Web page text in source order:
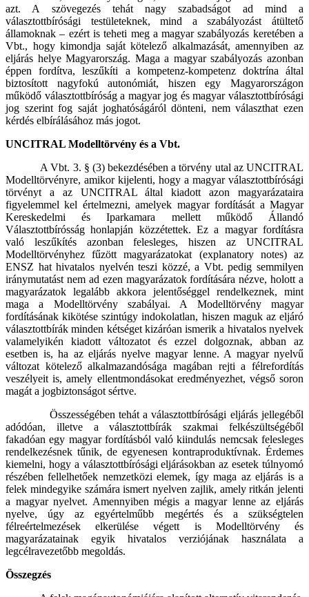
azt. A szövegezés tehát nagy szabadságot ad mind a
választottbírósági testületeknek, mind a szabályozást átültető
államoknak – ezért is teheti meg a magyar szabályozás keretében a
Vbt., hogy kimondja saját kötelező alkalmazását, amennyiben az
eljárás helye Magyarország. Maga a magyar szabályozás azonban
éppen fordítva, leszűkíti a kompetenz-kompetenz doktrína által
biztosított nagyfokú autonómiát, hiszen egy Magyarországon
működő választottbíróság a magyar jog és magyar választottbírósági
jog szerint fog saját joghatóságáról dönteni, nem választhat ezen
kérdés elbírálásához más jogot.
UNCITRAL Modelltörvény és a Vbt.
A Vbt. 3. § (3) bekezdésében a törvény utal az UNCITRAL
Modelltörvényre, amikor kijelenti, hogy a magyar választottbírósági
törvényt a az UNCITRAL által kiadott azon magyarázataira
figyelemmel kel értelmezni, amelyek magyar fordítását a Magyar
Kereskedelmi és Iparkamara mellett működő Állandó
Választottbírósság honlapján közzétettek. Ez a magyar fordításra
való leszűkítés azonban felesleges, hiszen az UNCITRAL
Modelltörvényhez fűzött magyarázatokat (explanatory notes) az
ENSZ hat hivatalos nyelvén teszi közzé, a Vbt. pedig semmilyen
iránymutatást nem ad ezen magyarázatok fordítására nézve, holott a
magyarázatok legalább akkora jelentőséggel rendelkeznek, mint
maga a Modelltörvény szabályai. A Modelltörvény magyar
fordításának kikötése szintúgy indokolatlan, hiszen maguk az eljáró
választottbírák minden kétséget kizáróan ismerik a hivatalos nyelvek
valamelyikén kiadott változatot és ezzel dolgoznak, abban az
esetben is, ha az eljárás nyelve magyar lenne. A magyar nyelvű
változat kötelező alkalmazandósága magában rejti a félrefordítás
veszélyeit is, amely ellentmondásokat eredményezhet, végső soron
magát a jogbiztonságot sértve.
Összességében tehát a választottbírósági eljárás jellegéből
adódóan, illetve a választottbírák szakmai felkészültségéből
fakadóan egy magyar fordításból való kiindulás nemcsak felesleges
rendelkezésnek tűnik, de egyenesen kontraproduktívnak. Érdemes
kiemelni, hogy a választottbírósági eljárásokban az esetek túlnyomó
részében fellelhetőek nemzetközi elemek, így maga az eljárás is a
felek mindegyike számára ismert nyelven zajlik, amely ritkán jelenti
a magyar nyelvet. Amennyiben mégis a magyar lenne az eljárás
nyelve, úgy az egyértelműbb megértés és a szükségtelen
félreértelmezések elkerülése végett is Modelltörvény és
magyarázatainak egyik hivatalos verziójának használata a
legcélravezetőbb megoldás.
Összegzés